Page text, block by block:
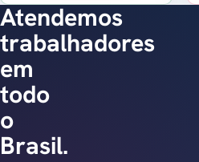
Atendemos
trabalhadores
em
todo
o
Brasil.